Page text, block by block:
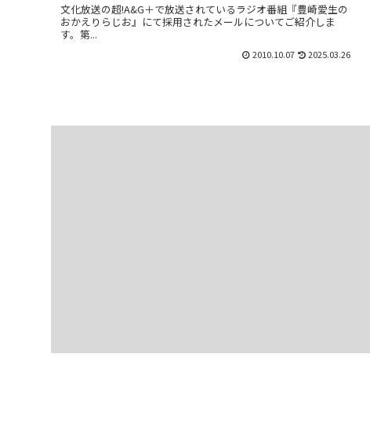
文化放送の超!A&G＋で放送されているラジオ番組『豊崎愛生の
おかえりらじお』にて採用されたメールについてご紹介しま
す。第...
2010.10.07 2025.03.26